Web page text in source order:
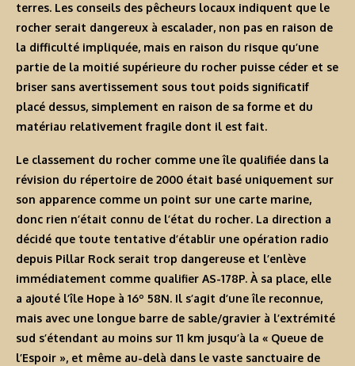
terres. Les conseils des pêcheurs locaux indiquent que le
rocher serait dangereux à escalader, non pas en raison de
la difficulté impliquée, mais en raison du risque qu’une
partie de la moitié supérieure du rocher puisse céder et se
briser sans avertissement sous tout poids significatif
placé dessus, simplement en raison de sa forme et du
matériau relativement fragile dont il est fait.
Le classement du rocher comme une île qualifiée dans la
révision du répertoire de 2000 était basé uniquement sur
son apparence comme un point sur une carte marine,
donc rien n’était connu de l’état du rocher. La direction a
décidé que toute tentative d’établir une opération radio
depuis Pillar Rock serait trop dangereuse et l’enlève
immédiatement comme qualifier AS-178P. À sa place, elle
a ajouté l’île Hope à 16º 58N. Il s’agit d’une île reconnue,
mais avec une longue barre de sable/gravier à l’extrémité
sud s’étendant au moins sur 11 km jusqu’à la « Queue de
l’Espoir », et même au-delà dans le vaste sanctuaire de